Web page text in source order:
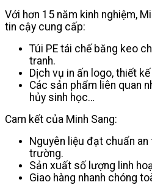
Với hơn 15 năm kinh nghiệm,
tin cậy cung cấp:
Túi PE tái chế băng keo
tranh.
Dịch vụ in ấn logo, thiết
Các sản phẩm liên quan
hủy sinh học…
Cam kết của Minh Sang:
Nguyên liệu đạt chuẩn an
trường.
Sản xuất số lượng linh
Giao hàng nhanh chóng